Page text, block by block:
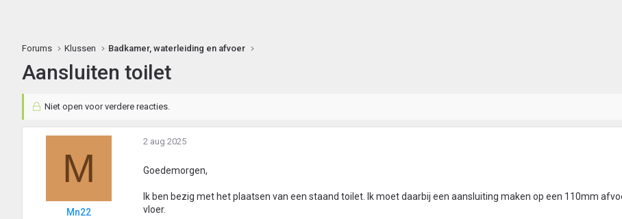
Forums Klussen Badkamer, waterleiding en afvoer
Aansluiten toilet
Niet open voor verdere reacties.
M
Mn22
2 aug 2025
Goedemorgen,
Ik ben bezig met het plaatsen van een staand toilet. Ik moet daarbij een aansluiting maken op een 110mm
vloer.